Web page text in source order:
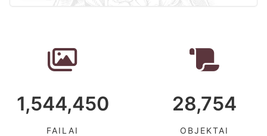
1,544,450
FAILAI
28,754
OBJEKTAI